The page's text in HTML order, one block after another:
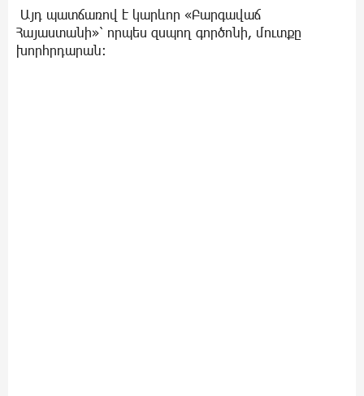
Այդ պատճառով է կարևոր «Բարգավաճ
Հայաստանի»՝ որպես զսպող գործոնի, մուտքը
խորհրդարան։